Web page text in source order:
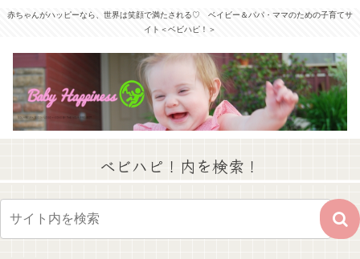
赤ちゃんがハッピーなら、世界は笑顔で満たされる♡ ベイビー＆パパ・ママのための子育てサ
イト＜ベビハピ！＞
ベビハピ！内を検索！